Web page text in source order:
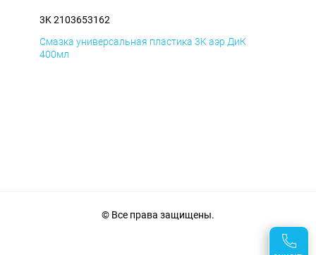
3K 2103653162
Смазка универсальная пластика 3K аэр ДиК
400мл
© Все права защищены.